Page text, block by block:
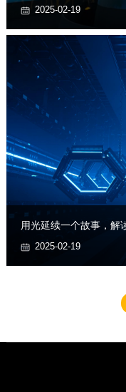
2025-02-19
用光延续一个故事，解
2025-02-19